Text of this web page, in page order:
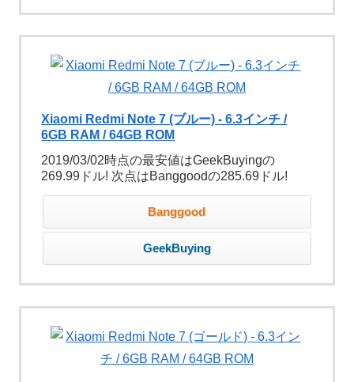
Xiaomi Redmi Note 7 (ブルー) - 6.3インチ /
6GB RAM / 64GB ROM
2019/03/02時点の最安値はGeekBuyingの
269.99ドル! 次点はBanggoodの285.69ドル!
Banggood
GeekBuying